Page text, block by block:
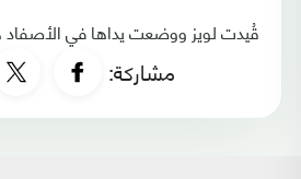
قُيدت لويز ووضعت يداها في الأصفاد
مشاركة: